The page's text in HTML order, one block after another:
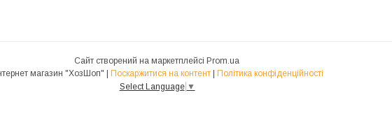
Сайт створений на маркетплейсі Prom.ua
Интернет магазин "ХозШоп" | Поскаржитися на контент | Політика конфіденційності
Select Language ▼